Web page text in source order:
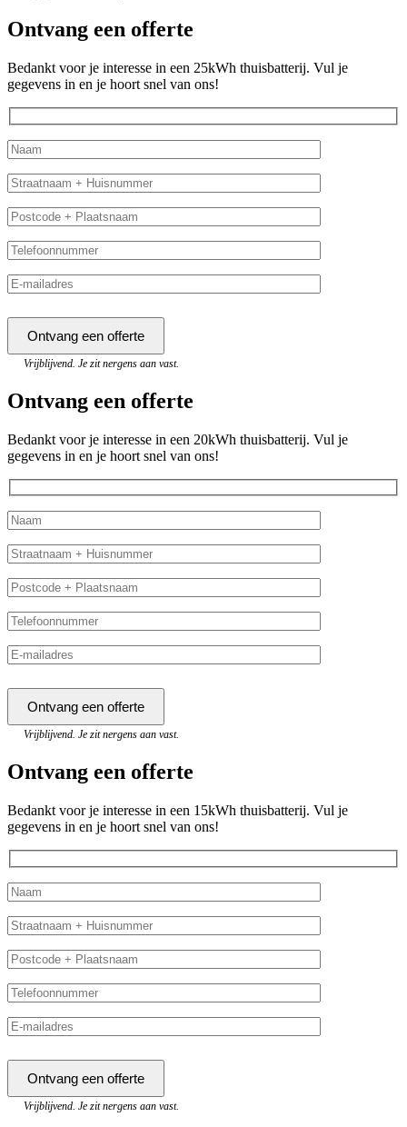
Ontvang een offerte
Bedankt voor je interesse in een 25kWh thuisbatterij. Vul je
gegevens in en je hoort snel van ons!
Vrijblijvend. Je zit nergens aan vast.
Ontvang een offerte
Bedankt voor je interesse in een 20kWh thuisbatterij. Vul je
gegevens in en je hoort snel van ons!
Vrijblijvend. Je zit nergens aan vast.
Ontvang een offerte
Bedankt voor je interesse in een 15kWh thuisbatterij. Vul je
gegevens in en je hoort snel van ons!
Vrijblijvend. Je zit nergens aan vast.